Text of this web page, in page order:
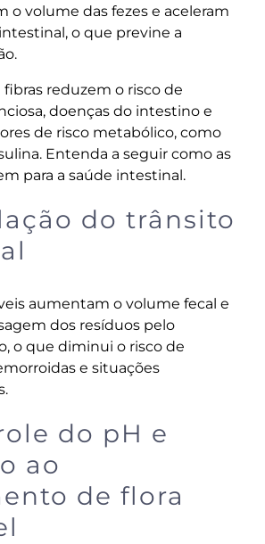
o volume das fezes e aceleram
o que previne a
fibras reduzem o risco de
doenças do intestino e
de risco metabólico, como
Entenda a seguir como as
para a saúde intestinal.
do trânsito
aumentam o volume fecal e
dos resíduos pelo
o que diminui o risco de
e situações
do pH e
ao
de flora